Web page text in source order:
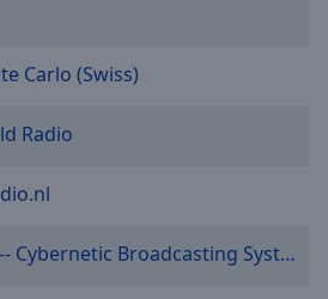
Carlo (Swiss)
Radio
Cybernetic Broadcasting System